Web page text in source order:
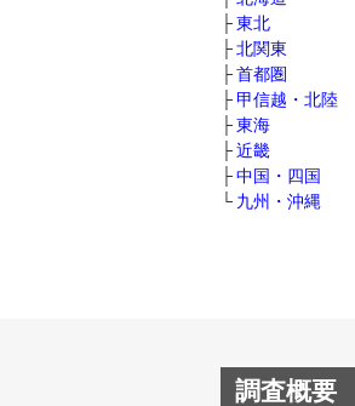
東北
北関東
首都圏
甲信越・北陸
東海
近畿
中国・四国
九州・沖縄
調査概要